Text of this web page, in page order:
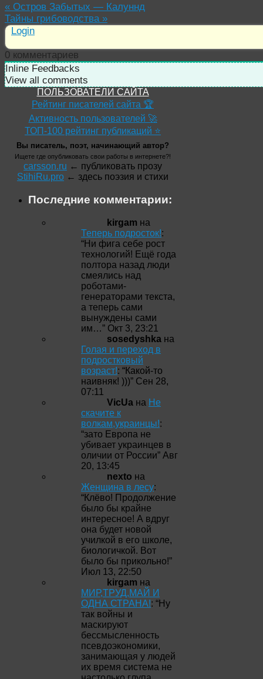
« Остров Забытых — Калуннд
Тайны грибоводства »
Login
0 комментариев
Inline Feedbacks
View all comments
ПОЛЬЗОВАТЕЛИ САЙТА
Рейтинг писателей сайта 🏆
Активность пользователей 🚀
ТОП-100 рейтинг публикаций ⭐
Вы писатель, поэт, начинающий автор?
Ищете где опубликовать свои работы в интернете?!
carsson.ru ← публиковать прозу
StihiRu.pro ← здесь поэзия и стихи
Последние комментарии:
kirgam на
Теперь подросток!:
“Ни фига себе рост
технологий! Ещё года
полтора назад люди
смеялись над
роботами-
генераторами текста,
а теперь сами
вынуждены сами
им…” Окт 3, 23:21
sosedyshka на
Голая и переход в
подростковый
возраст!: “Какой-то
наивняк! )))” Сен 28,
07:11
VicUa на Не
скачите к
волкам,украинцы!:
“зато Европа не
убивает украинцев в
оличии от России” Авг
20, 13:45
nexto на
Женщина в лесу:
“Клёво! Продолжение
было бы крайне
интересное! А вдруг
она будет новой
училкой в его школе,
биологичкой. Вот
было бы прикольно!”
Июл 13, 22:50
kirgam на
МИР,ТРУД,МАЙ И
ОДНА СТРАНА!: “Ну
так войны и
маскируют
бессмысленность
псевдоэкономики,
занимающая у людей
их время система не